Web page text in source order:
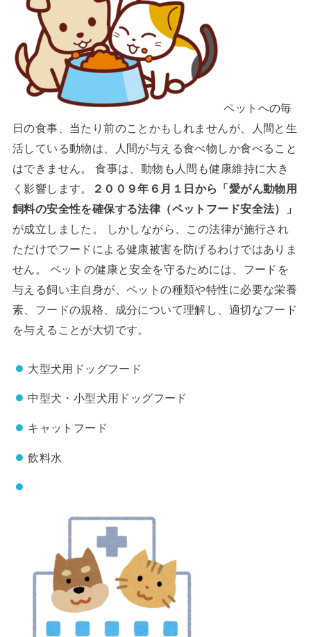
ペットへの毎
日の食事、当たり前のことかもしれませんが、人間と生
活している動物は、人間が与える食べ物しか食べること
はできません。 食事は、動物も人間も健康維持に大き
く影響します。
２００９年６月１日から「愛がん動物用
飼料の安全性を確保する法律（ペットフード安全法）」
が成立しました。 しかしながら、この法律が施行され
ただけでフードによる健康被害を防げるわけではありま
せん。 ペットの健康と安全を守るためには、フードを
与える飼い主自身が、ペットの種類や特性に必要な栄養
素、フードの規格、成分について理解し、適切なフード
を与えることが大切です。
大型犬用ドッグフード
中型犬・小型犬用ドッグフード
キャットフード
飲料水